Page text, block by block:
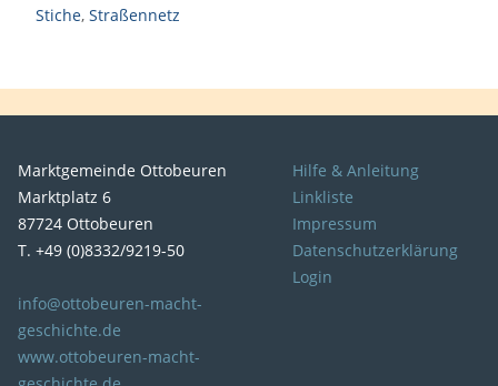
Stiche, Straßennetz
Marktgemeinde Ottobeuren
Marktplatz 6
87724 Ottobeuren
T. +49 (0)8332/9219-50
info@ottobeuren-macht-
geschichte.de
www.ottobeuren-macht-
Hilfe & Anleitung
Linkliste
Impressum
Datenschutzerklärung
Login